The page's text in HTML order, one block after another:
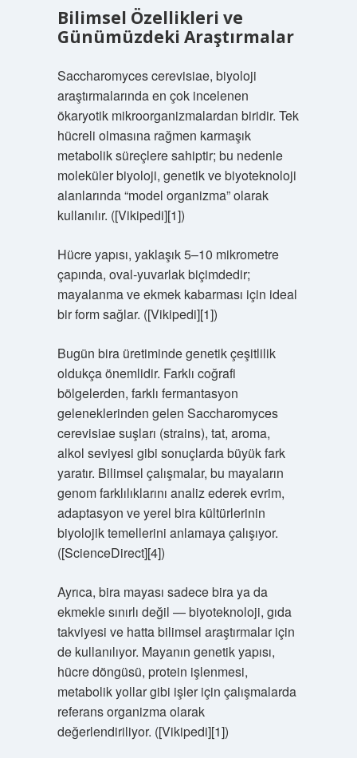
Bilimsel Özellikleri ve
Günümüzdeki Araştırmalar
Saccharomyces cerevisiae, biyoloji
araştırmalarında en çok incelenen
ökaryotik mikroorganizmalardan biridir. Tek
hücreli olmasına rağmen karmaşık
metabolik süreçlere sahiptir; bu nedenle
moleküler biyoloji, genetik ve biyoteknoloji
alanlarında “model organizma” olarak
kullanılır. ([Vikipedi][1])
Hücre yapısı, yaklaşık 5–10 mikrometre
çapında, oval‑yuvarlak biçimdedir;
mayalanma ve ekmek kabarması için ideal
bir form sağlar. ([Vikipedi][1])
Bugün bira üretiminde genetik çeşitlilik
oldukça önemlidir. Farklı coğrafi
bölgelerden, farklı fermantasyon
geleneklerinden gelen Saccharomyces
cerevisiae suşları (strains), tat, aroma,
alkol seviyesi gibi sonuçlarda büyük fark
yaratır. Bilimsel çalışmalar, bu mayaların
genom farklılıklarını analiz ederek evrim,
adaptasyon ve yerel bira kültürlerinin
biyolojik temellerini anlamaya çalışıyor.
([ScienceDirect][4])
Ayrıca, bira mayası sadece bira ya da
ekmekle sınırlı değil — biyoteknoloji, gıda
takviyesi ve hatta bilimsel araştırmalar için
de kullanılıyor. Mayanın genetik yapısı,
hücre döngüsü, protein işlenmesi,
metabolik yollar gibi işler için çalışmalarda
referans organizma olarak
değerlendiriliyor. ([Vikipedi][1])